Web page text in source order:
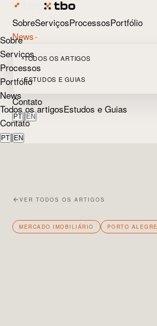
SobreServiçosProcessosPortfólio
News
TODOS OS ARTIGOS
ESTUDOS E GUIAS
Contato
PT | EN
Sobre
Serviços
Processos
Portfólio
News
Todos os artigosEstudos e Guias
Contato
PT | EN
VER TODOS OS ARTIGOS
MERCADO IMOBILIÁRIO PORTO ALEGRE